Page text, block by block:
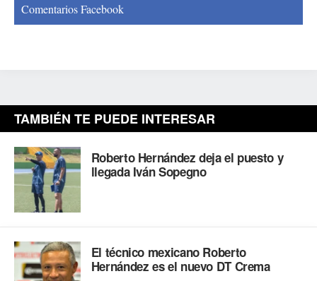
Comentarios Facebook
TAMBIÉN TE PUEDE INTERESAR
Roberto Hernández deja el puesto y
llegada Iván Sopegno
El técnico mexicano Roberto
Hernández es el nuevo DT Crema